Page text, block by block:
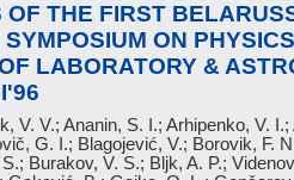
OF THE FIRST
ON
LABORATORY &
V. V.; Ananin, S. I.; Arhipenko, V.
G. I.; Blagojević, V.; Borovik, F.
Burakov, V. S.; Bljk, A. P.;